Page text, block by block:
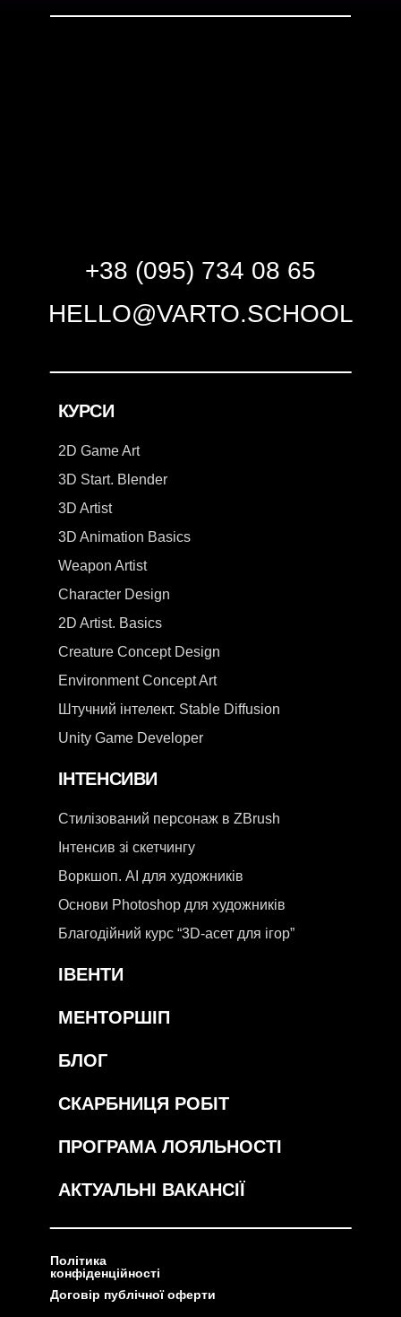
КУРСИ
2D Game Art
3D Start. Blender
3D Artist
3D Animation Basics
Weapon Artist
Character Design
2D Artist. Basics
Creature Concept Design
Environment Concept Art
Штучний інтелект. Stable Diffusion
Unity Game Developer
ІНТЕНСИВИ
Стилізований персонаж в ZBrush
Інтенсив зі скетчингу
Воркшоп. AI для художників
Основи Photoshop для художників
Благодійний курс “3D-асет для ігор”
ІВЕНТИ
МЕНТОРШІП
БЛОГ
СКАРБНИЦЯ РОБІТ
ПРОГРАМА ЛОЯЛЬНОСТІ
АКТУАЛЬНІ ВАКАНСІЇ
+38 (095) 734 08 65
HELLO@VARTO.SCHOOL
Політика
конфіденційності
Договір публічної оферти